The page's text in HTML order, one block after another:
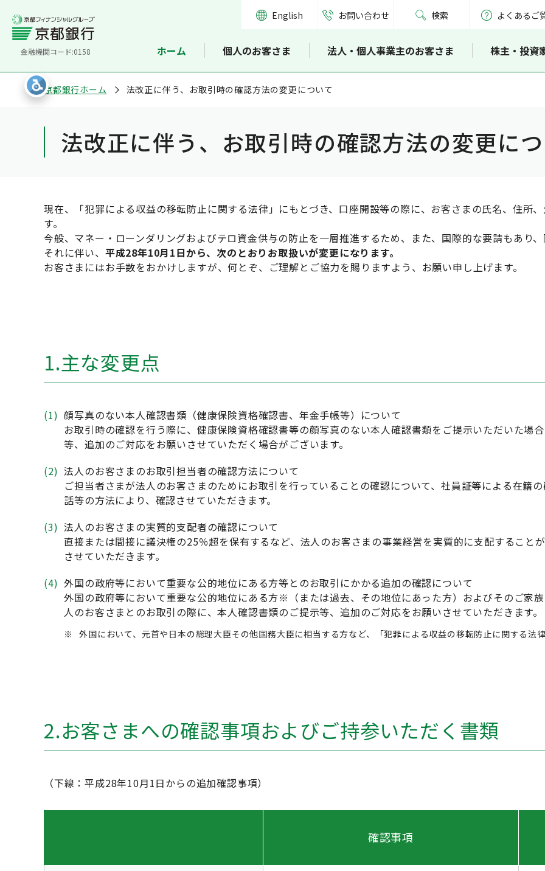
金融機関コード:0158
English お問い合わせ 検索 よくあるご
ホーム 個人のお客さま 法人・個人事業主のお客さま 株主・投資
京都銀行ホーム 法改正に伴う、お取引時の確認方法の変更について
法改正に伴う、お取引時の確認方法の変更に
現在、「犯罪による収益の移転防止に関する法律」にもとづき、口座開設等の際に、お客さまの氏名、住所
す。
今般、マネー・ローンダリングおよびテロ資金供与の防止を一層推進するため、また、国際的な要請もあり
それに伴い、 平成28年10月1日から、次のとおりお取扱いが変更になります。
お客さまにはお手数をおかけしますが、何とぞ、ご理解とご協力を賜りますよう、お願い申し上げます。
1.主な変更点
(1) 顔写真のない本人確認書類（健康保険資格確認書、年金手帳等）について
お取引時の確認を行う際に、健康保険資格確認書等の顔写真のない本人確認書類をご提示いただいた場
等、追加のご対応をお願いさせていただく場合がございます。
(2) 法人のお客さまのお取引担当者の確認方法について
ご担当者さまが法人のお客さまのためにお取引を行っていることの確認について、社員証等による在籍
話等の方法により、確認させていただきます。
(3) 法人のお客さまの実質的支配者の確認について
直接または間接に議決権の25％超を保有するなど、法人のお客さまの事業経営を実質的に支配すること
させていただきます。
(4) 外国の政府等において重要な公的地位にある方等とのお取引にかかる追加の確認について
外国の政府等において重要な公的地位にある方※（または過去、その地位にあった方）およびそのご家
人のお客さまとのお取引の際に、本人確認書類のご提示等、追加のご対応をお願いさせていただきます。
※ 外国において、元首や日本の総理大臣その他国務大臣に相当する方など、「犯罪による収益の移転防止に関する法
2.お客さまへの確認事項およびご持参いただく書類
（下線：平成28年10月1日からの追加確認事項）
確認事項